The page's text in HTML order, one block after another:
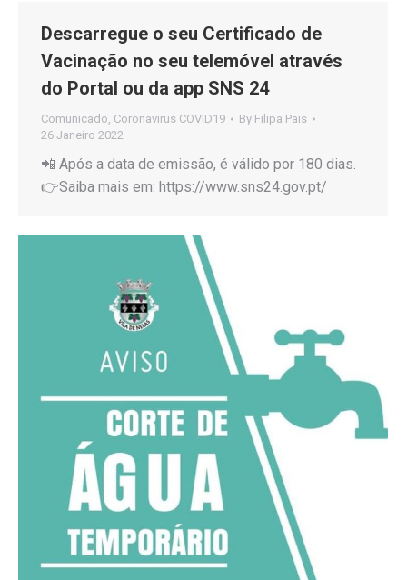
Descarregue o seu Certificado de
Vacinação no seu telemóvel através
do Portal ou da app SNS 24
Comunicado, Coronavirus COVID19 By Filipa Pais
26 Janeiro 2022
📲 Após a data de emissão, é válido por 180 dias.
👉Saiba mais em: https://www.sns24.gov.pt/